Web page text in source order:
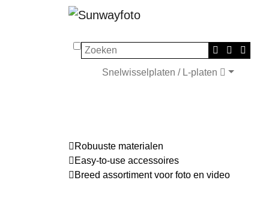
Zoeken
Snelwisselplaten / L-platen
Robuuste materialen
Easy-to-use accessoires
Breed assortiment voor foto en video